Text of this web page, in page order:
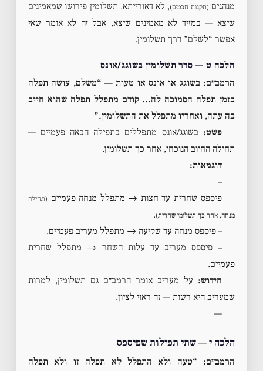
מנהגים (תקנות חכמים), לא דאורייתא. תשלומין פירושו שמאמינים
שיצא — במזיד לא מאמינים שיצא, אבל זה לא אומר שאי
אפשר “לשלם” דרך תשלומין.
הלכה ט — סדר תשלומין בשוגג/אונס
הרמב״ם: בשוגג או אונס או טעות — “משלם, עושה תפלה
בזמן תפלה הסמוכה לה… קודם מתפלל תפלה שהוא חייב
בה עתה, ואחריו מתפלל את התשלומין.”
פשט: בשוגג/אונס מתפללים בתפילה הבאה פעמיים —
תחילה החיוב הנוכחי, אחר כך תשלומין.
דוגמאות:
–
פיספס שחרית עד חצות → מתפלל מנחה פעמיים (תחילה
מנחה, אחר כך תשלומי שחרית).
– פיספס מנחה עד שקיעה → מתפלל מעריב פעמיים.
– פיספס מעריב עד עלות השחר → מתפלל שחרית
פעמיים.
חידוש: על מעריב אומר הרמב״ם גם תשלומין, למרות
שמעריב היא רשות — זה ראוי לציון.
—
הלכה י — שתי תפילות שפיספס
הרמב״ם: “טעה ולא התפלל לא תפלה זו ולא תפלה